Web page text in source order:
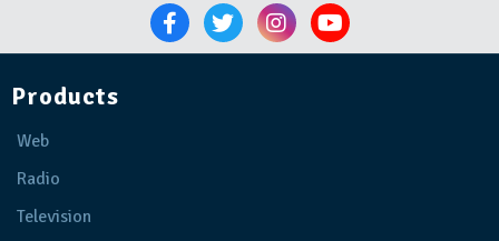
Products
Web
Radio
Television